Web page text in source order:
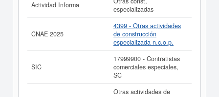
realizado el 22/07/2026.
Actividad Informa
especializadas
CNAE 2025
4399 - Otras actividades
de construcción
especializada n.c.o.p.
SIC
17999900 - Contratistas
comerciales especiales,
SC
Otras actividades de